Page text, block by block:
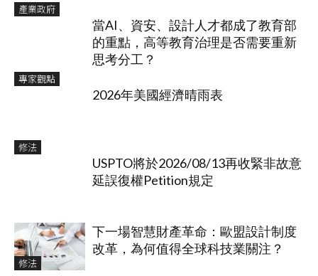
產業政府
當AI、資安、設計人才都成了教育部
的重點，高等教育治理是否需要重新
思考分工？
專家觀點
2026年美國經濟晴雨表
修法
USPTO將於2026/08/13再收緊非故意
延誤復權Petition規定
修法
下一場智慧財產革命：歐盟設計制度
改革，為何值得全球科技業關注？